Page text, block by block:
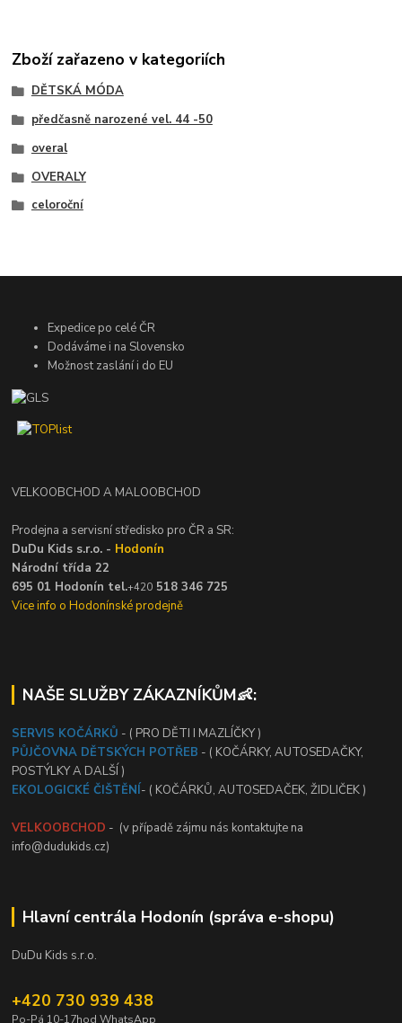
Zboží zařazeno v kategoriích
DĚTSKÁ MÓDA
předčasně narozené vel. 44 -50
overal
OVERALY
celoroční
Expedice po celé ČR
Dodáváme i na Slovensko
Možnost zaslání i do EU
VELKOOBCHOD A MALOOBCHOD
Prodejna a servisní středisko pro ČR a SR:
DuDu Kids s.r.o. - Hodonín
Národní třída 22
695 01 Hodonín tel.+420 518 346 725
Vice info o Hodonínské prodejně
NAŠE SLUŽBY ZÁKAZNÍKŮM👶:
SERVIS KOČÁRKŮ - ( PRO DĚTI I MAZLÍČKY )
PŮJČOVNA DĚTSKÝCH POTŘEB - ( KOČÁRKY, AUTOSEDAČKY,
POSTÝLKY A DALŠÍ )
EKOLOGICKÉ ČIŠTĚNÍ- ( KOČÁRKŮ, AUTOSEDAČEK, ŽIDLIČEK )
VELKOOBCHOD - (v případě zájmu nás kontaktujte na
info@dudukids.cz)
Hlavní centrála Hodonín (správa e-shopu)
DuDu Kids s.r.o.
+420 730 939 438
Po-Pá 10-17hod WhatsApp